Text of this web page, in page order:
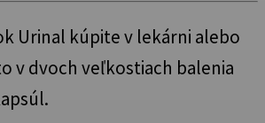
Urinal kúpite v lekárni alebo
v dvoch veľkostiach balenia